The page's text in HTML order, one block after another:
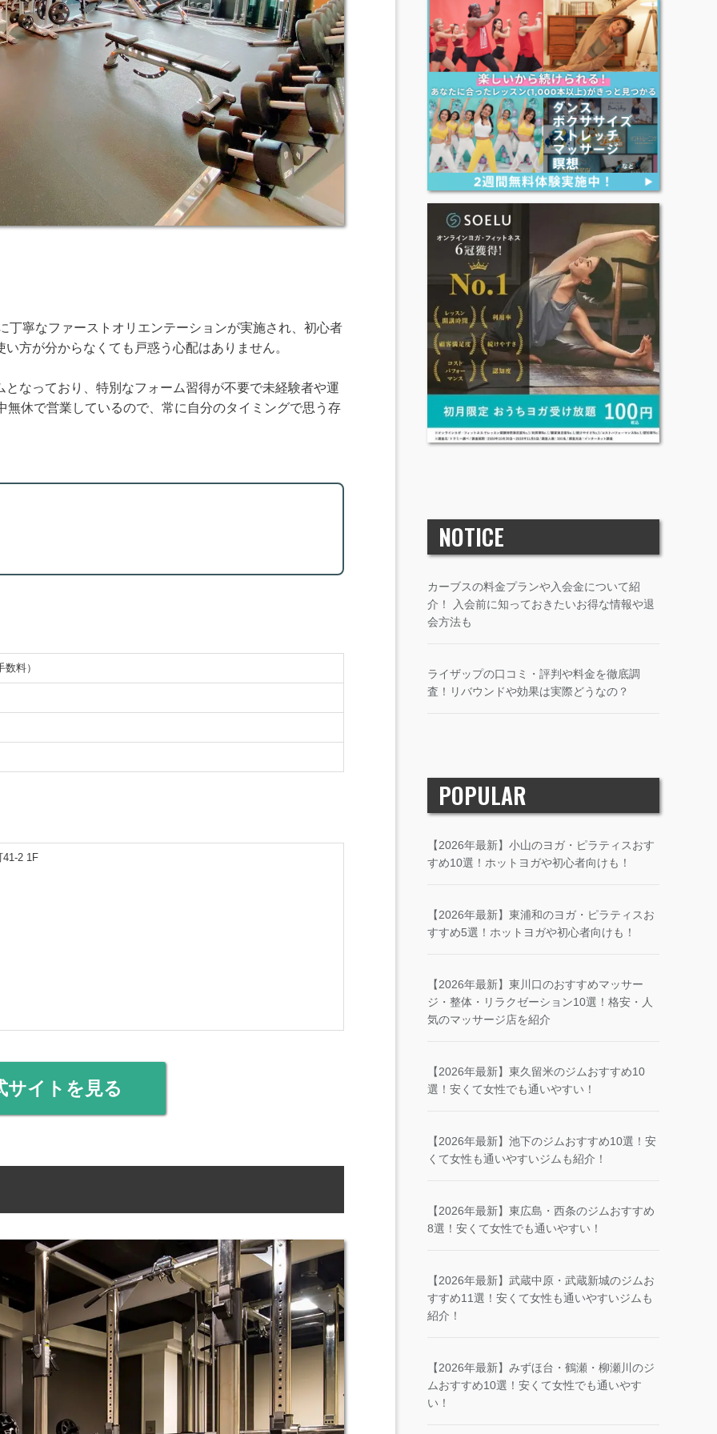
丁寧なファーストオリエンテーションが実施され、初心者
方が分からなくても戸惑う心配はありません。
なっており、特別なフォーム習得が不要で未経験者や運
休で営業しているので、常に自分のタイミングで思う存
料）
41-2 1F
サイトを見る
NOTICE
カーブスの料金プランや入会金について紹
介！ 入会前に知っておきたいお得な情報や退
会方法も
ライザップの口コミ・評判や料金を徹底調
査！リバウンドや効果は実際どうなの？
POPULAR
【2026年最新】小山のヨガ・ピラティスおす
すめ10選！ホットヨガや初心者向けも！
【2026年最新】東浦和のヨガ・ピラティスお
すすめ5選！ホットヨガや初心者向けも！
【2026年最新】東川口のおすすめマッサー
ジ・整体・リラクゼーション10選！格安・人
気のマッサージ店を紹介
【2026年最新】東久留米のジムおすすめ10
選！安くて女性でも通いやすい！
【2026年最新】池下のジムおすすめ10選！安
くて女性も通いやすいジムも紹介！
【2026年最新】東広島・西条のジムおすすめ
8選！安くて女性でも通いやすい！
【2026年最新】武蔵中原・武蔵新城のジムお
すすめ11選！安くて女性も通いやすいジムも
紹介！
【2026年最新】みずほ台・鶴瀬・柳瀬川のジ
ムおすすめ10選！安くて女性でも通いやす
い！